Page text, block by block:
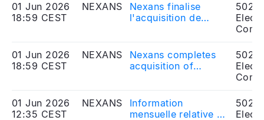
01 Jun 2026
18:59 CEST
NEXANS
Nexans finalise
l'acquisition de
01 Jun 2026
18:59 CEST
NEXANS
Nexans completes
acquisition of
01 Jun 2026
12:35 CEST
NEXANS
Information
mensuelle relative au